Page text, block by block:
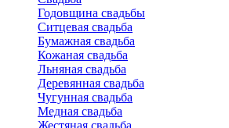
Годовщина свадьбы
Ситцевая свадьба
Бумажная свадьба
Кожаная свадьба
Льняная свадьба
Деревянная свадьба
Чугунная свадьба
Медная свадьба
Жестяная свадьба